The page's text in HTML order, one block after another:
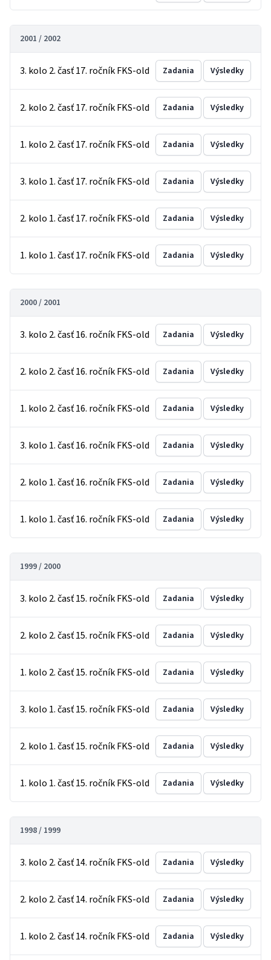
2001 / 2002
3. kolo 2. časť 17. ročník FKS-old Zadania Výsledky
2. kolo 2. časť 17. ročník FKS-old Zadania Výsledky
1. kolo 2. časť 17. ročník FKS-old Zadania Výsledky
3. kolo 1. časť 17. ročník FKS-old Zadania Výsledky
2. kolo 1. časť 17. ročník FKS-old Zadania Výsledky
1. kolo 1. časť 17. ročník FKS-old Zadania Výsledky
2000 / 2001
3. kolo 2. časť 16. ročník FKS-old Zadania Výsledky
2. kolo 2. časť 16. ročník FKS-old Zadania Výsledky
1. kolo 2. časť 16. ročník FKS-old Zadania Výsledky
3. kolo 1. časť 16. ročník FKS-old Zadania Výsledky
2. kolo 1. časť 16. ročník FKS-old Zadania Výsledky
1. kolo 1. časť 16. ročník FKS-old Zadania Výsledky
1999 / 2000
3. kolo 2. časť 15. ročník FKS-old Zadania Výsledky
2. kolo 2. časť 15. ročník FKS-old Zadania Výsledky
1. kolo 2. časť 15. ročník FKS-old Zadania Výsledky
3. kolo 1. časť 15. ročník FKS-old Zadania Výsledky
2. kolo 1. časť 15. ročník FKS-old Zadania Výsledky
1. kolo 1. časť 15. ročník FKS-old Zadania Výsledky
1998 / 1999
3. kolo 2. časť 14. ročník FKS-old Zadania Výsledky
2. kolo 2. časť 14. ročník FKS-old Zadania Výsledky
1. kolo 2. časť 14. ročník FKS-old Zadania Výsledky